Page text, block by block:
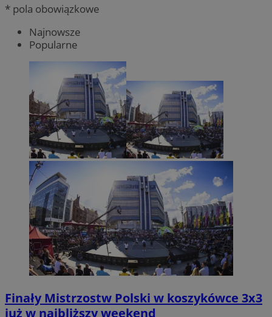
* pola obowiązkowe
Najnowsze
Popularne
Finały Mistrzostw Polski w koszykówce 3x3
już w najbliższy weekend